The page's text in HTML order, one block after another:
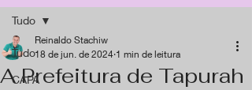
Tudo
CAPA
Tudo
A Prefeitura de Tapurah
Reinaldo Stachiw
18 de jun. de 2024 1 min de leitura